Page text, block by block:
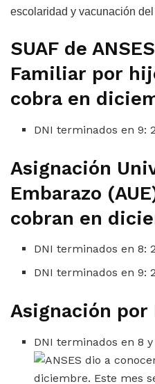
escolaridad y vacunación
SUAF de
Familiar por
cobra en
DNI terminados en 9:
Asignación
Embarazo
cobran en
DNI terminados en 8:
DNI terminados en 9:
Asignación por
DNI terminados en 8